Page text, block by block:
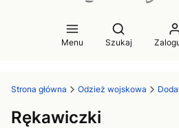
Menu
Otwórz
Szukaj
Strona główna Odzież wojskowa
Rękawiczki